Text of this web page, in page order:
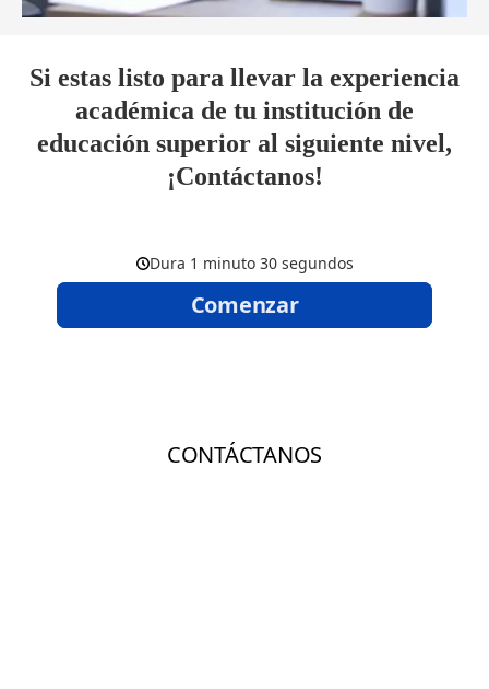
Si estas listo para llevar la experiencia
académica de tu institución de
educación superior al siguiente nivel,
¡Contáctanos!